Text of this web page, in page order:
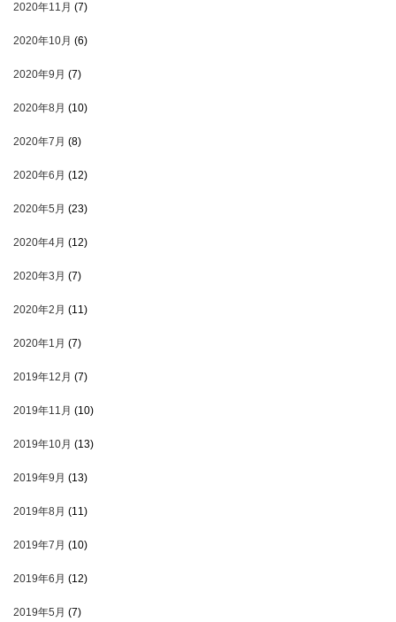
2020年11月 (7)
2020年10月 (6)
2020年9月 (7)
2020年8月 (10)
2020年7月 (8)
2020年6月 (12)
2020年5月 (23)
2020年4月 (12)
2020年3月 (7)
2020年2月 (11)
2020年1月 (7)
2019年12月 (7)
2019年11月 (10)
2019年10月 (13)
2019年9月 (13)
2019年8月 (11)
2019年7月 (10)
2019年6月 (12)
2019年5月 (7)